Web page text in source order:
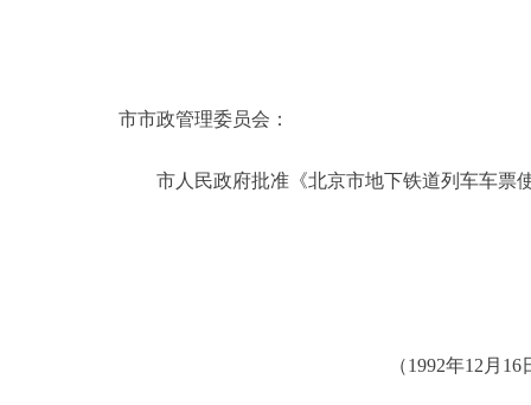
政策兑现
决策公开
市市政管理委员会：
市人民政府批准《北京市地下铁道列车车票
（1992年12月